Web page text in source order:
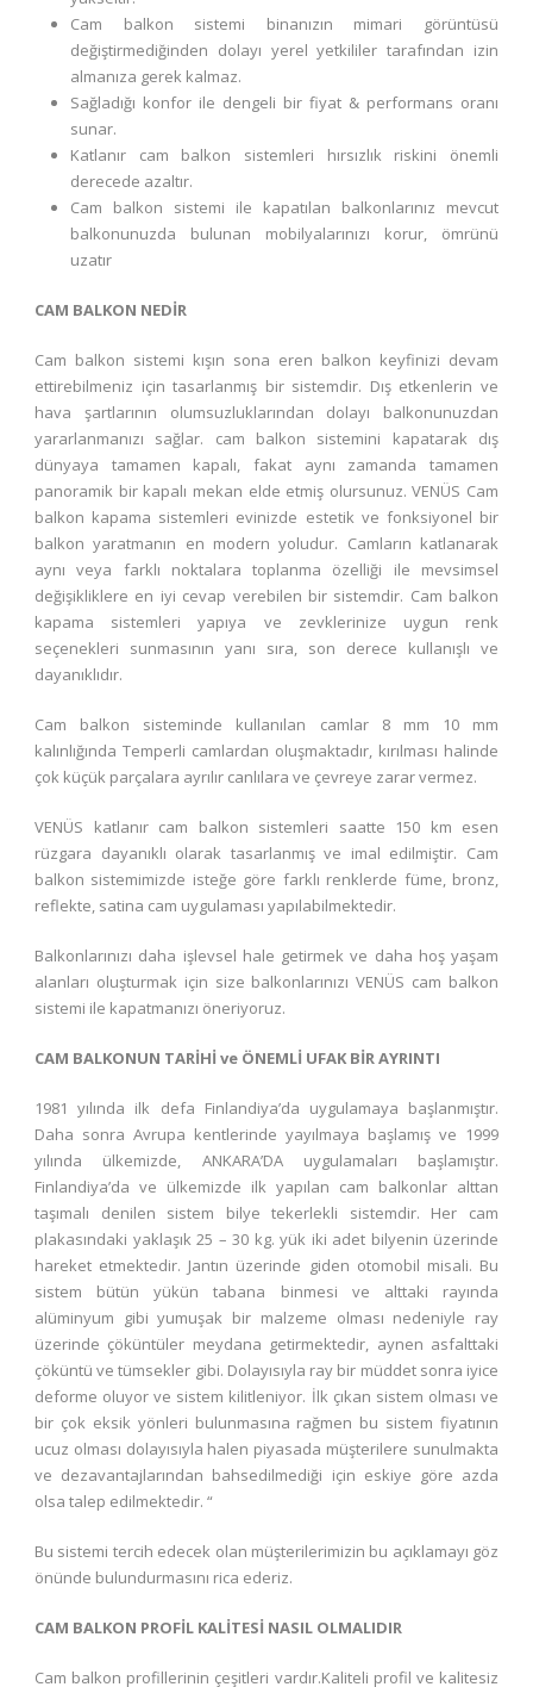
Cam balkon sistemi binanızın mimari görüntüsü
değiştirmediğinden dolayı yerel yetkililer tarafından izin
almanıza gerek kalmaz.
Sağladığı konfor ile dengeli bir fiyat & performans oranı
sunar.
Katlanır cam balkon sistemleri hırsızlık riskini önemli
derecede azaltır.
Cam balkon sistemi ile kapatılan balkonlarınız mevcut
balkonunuzda bulunan mobilyalarınızı korur, ömrünü
uzatır
CAM BALKON NEDİR
Cam balkon sistemi kışın sona eren balkon keyfinizi devam
ettirebilmeniz için tasarlanmış bir sistemdir. Dış etkenlerin ve
hava şartlarının olumsuzluklarından dolayı balkonunuzdan
yararlanmanızı sağlar. cam balkon sistemini kapatarak dış
dünyaya tamamen kapalı, fakat aynı zamanda tamamen
panoramik bir kapalı mekan elde etmiş olursunuz. VENÜS Cam
balkon kapama sistemleri evinizde estetik ve fonksiyonel bir
balkon yaratmanın en modern yoludur. Camların katlanarak
aynı veya farklı noktalara toplanma özelliği ile mevsimsel
değişikliklere en iyi cevap verebilen bir sistemdir. Cam balkon
kapama sistemleri yapıya ve zevklerinize uygun renk
seçenekleri sunmasının yanı sıra, son derece kullanışlı ve
dayanıklıdır.
Cam balkon sisteminde kullanılan camlar 8 mm 10 mm
kalınlığında Temperli camlardan oluşmaktadır, kırılması halinde
çok küçük parçalara ayrılır canlılara ve çevreye zarar vermez.
VENÜS katlanır cam balkon sistemleri saatte 150 km esen
rüzgara dayanıklı olarak tasarlanmış ve imal edilmiştir. Cam
balkon sistemimizde isteğe göre farklı renklerde füme, bronz,
reflekte, satina cam uygulaması yapılabilmektedir.
Balkonlarınızı daha işlevsel hale getirmek ve daha hoş yaşam
alanları oluşturmak için size balkonlarınızı VENÜS cam balkon
sistemi ile kapatmanızı öneriyoruz.
CAM BALKONUN TARİHİ ve ÖNEMLİ UFAK BİR AYRINTI
1981 yılında ilk defa Finlandiya’da uygulamaya başlanmıştır.
Daha sonra Avrupa kentlerinde yayılmaya başlamış ve 1999
yılında ülkemizde, ANKARA’DA uygulamaları başlamıştır.
Finlandiya’da ve ülkemizde ilk yapılan cam balkonlar alttan
taşımalı denilen sistem bilye tekerlekli sistemdir. Her cam
plakasındaki yaklaşık 25 – 30 kg. yük iki adet bilyenin üzerinde
hareket etmektedir. Jantın üzerinde giden otomobil misali. Bu
sistem bütün yükün tabana binmesi ve alttaki rayında
alüminyum gibi yumuşak bir malzeme olması nedeniyle ray
üzerinde çöküntüler meydana getirmektedir, aynen asfalttaki
çöküntü ve tümsekler gibi. Dolayısıyla ray bir müddet sonra iyice
deforme oluyor ve sistem kilitleniyor. İlk çıkan sistem olması ve
bir çok eksik yönleri bulunmasına rağmen bu sistem fiyatının
ucuz olması dolayısıyla halen piyasada müşterilere sunulmakta
ve dezavantajlarından bahsedilmediği için eskiye göre azda
olsa talep edilmektedir. “
Bu sistemi tercih edecek olan müşterilerimizin bu açıklamayı göz
önünde bulundurmasını rica ederiz.
CAM BALKON PROFİL KALİTESİ NASIL OLMALIDIR
Cam balkon profillerinin çeşitleri vardır.Kaliteli profil ve kalitesiz